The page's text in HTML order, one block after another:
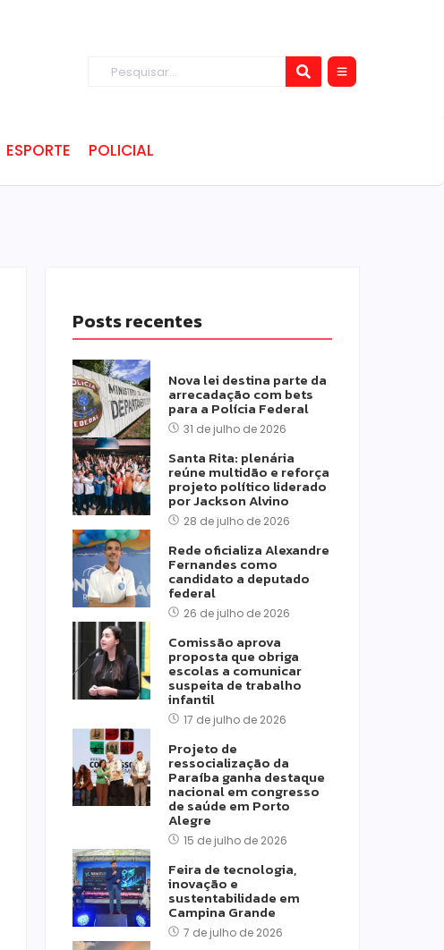
ESPORTE POLICIAL
Posts recentes
Nova lei destina parte da
arrecadação com bets
para a Polícia Federal
31 de julho de 2026
Santa Rita: plenária
reúne multidão e reforça
projeto político liderado
por Jackson Alvino
28 de julho de 2026
Rede oficializa Alexandre
Fernandes como
candidato a deputado
federal
26 de julho de 2026
Comissão aprova
proposta que obriga
escolas a comunicar
suspeita de trabalho
infantil
17 de julho de 2026
Projeto de
ressocialização da
Paraíba ganha destaque
nacional em congresso
de saúde em Porto
Alegre
15 de julho de 2026
Feira de tecnologia,
inovação e
sustentabilidade em
Campina Grande
7 de julho de 2026